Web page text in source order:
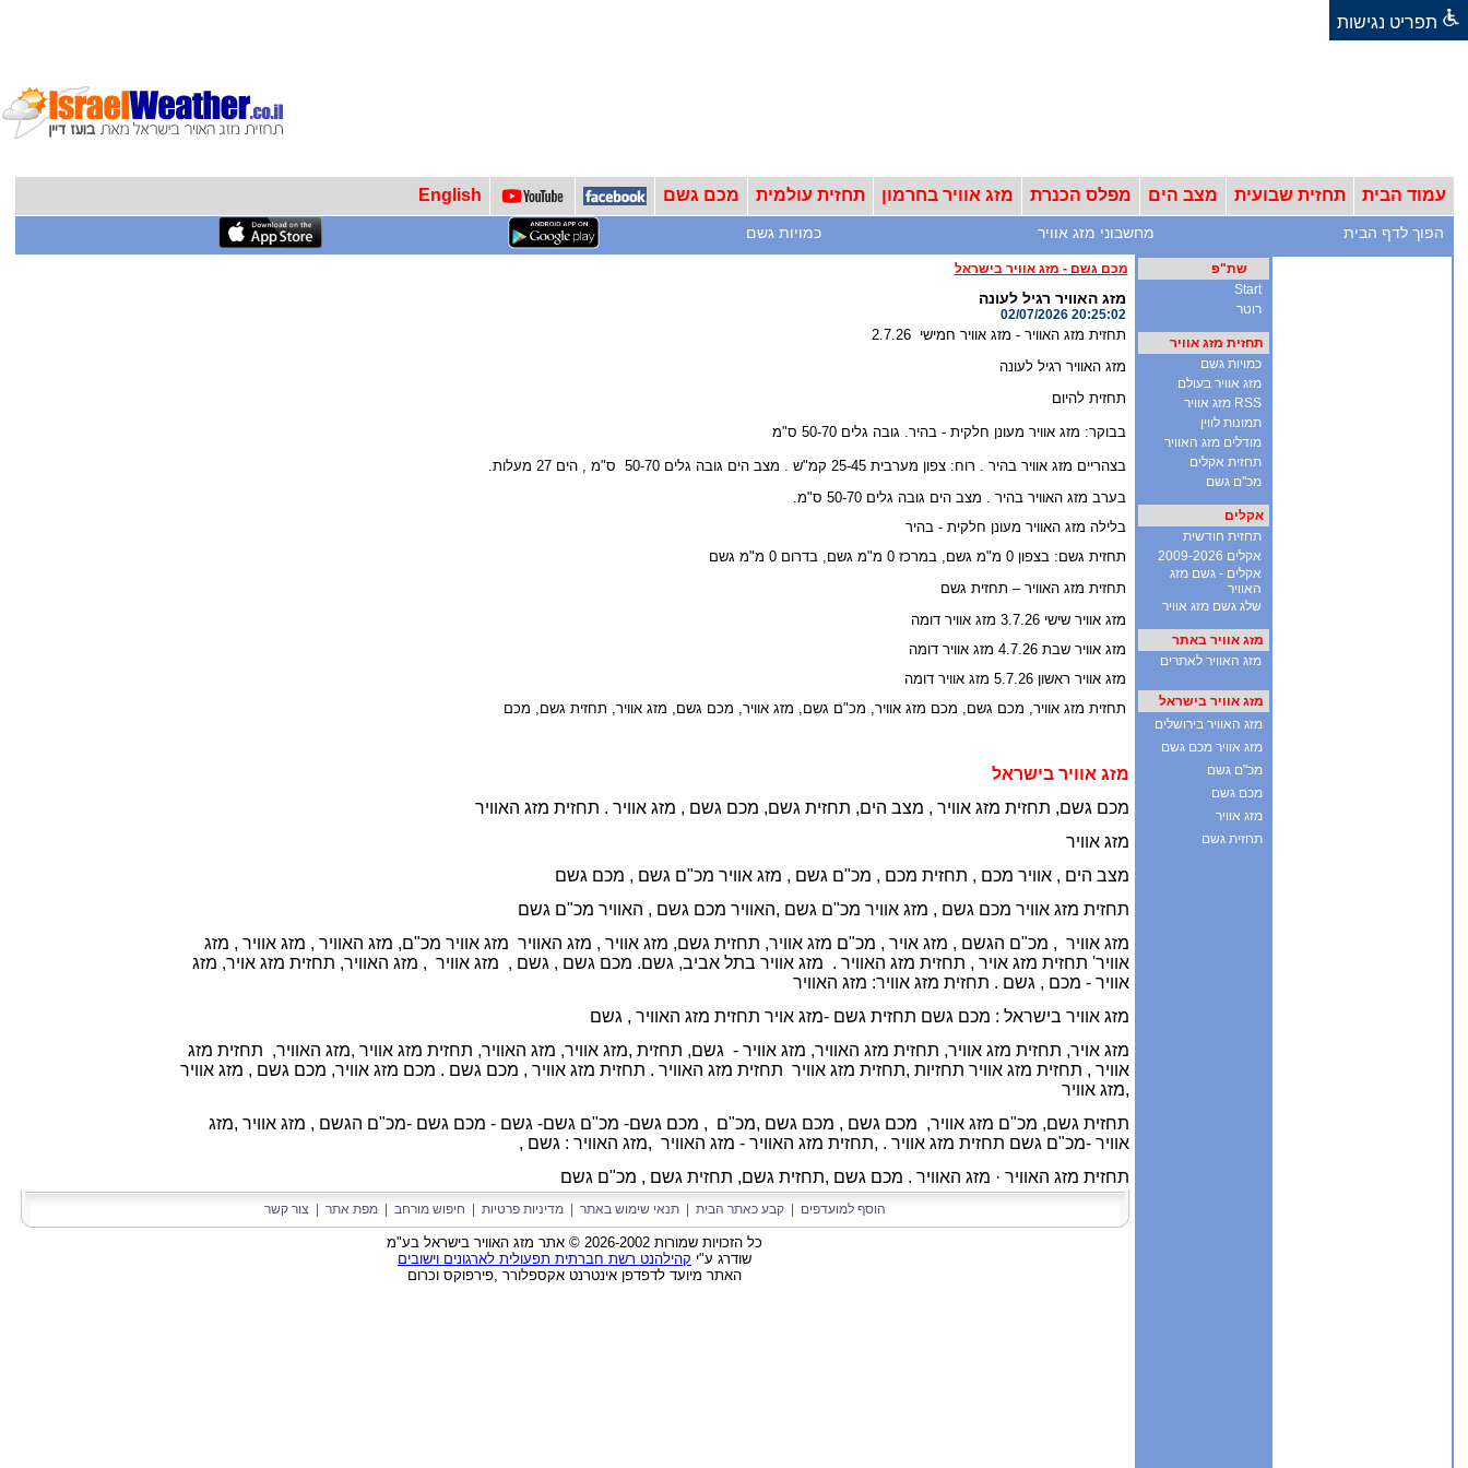
תפריט נגישות
עמוד הבית תחזית שבועית מצב הים מפלס הכנרת מזג אוויר בחרמון תחזית עולמית מכם גשם English
הפוך לדף הבית מחשבוני מזג אוויר כמויות גשם
שת"פ
Start
רוטר
תחזית מזג אוויר
כמויות גשם
מזג אוויר בעולם
RSS מזג אוויר
תמונות לווין
מודלים מזג האוויר
תחזית אקלים
מכ"ם גשם
אקלים
תחזית חודשית
אקלים 2009-2026
אקלים - גשם מזג
האוויר
שלג גשם מזג אוויר
מזג אוויר באתר
מזג האוויר לאתרים
מזג אוויר בישראל
מזג האוויר בירושלים
מזג אוויר מכם גשם
מכ"ם גשם
מכם גשם
מזג אוויר
תחזית גשם
מכם גשם - מזג אוויר בישראל
מזג האוויר רגיל לעונה
02/07/2026 20:25:02
תחזית מזג האוויר - מזג אוויר חמישי 2.7.26
מזג האוויר רגיל לעונה
תחזית להיום
בבוקר: מזג אוויר מעונן חלקית - בהיר. גובה גלים 50-70 ס"מ
בצהריים מזג אוויר בהיר . רוח: צפון מערבית 25-45 קמ"ש . מצב הים גובה גלים 50-70 ס"מ , הים 27 מעלות.
בערב מזג האוויר בהיר . מצב הים גובה גלים 50-70 ס"מ.
בלילה מזג האוויר מעונן חלקית - בהיר
תחזית גשם: בצפון 0 מ"מ גשם, במרכז 0 מ"מ גשם, בדרום 0 מ"מ גשם
תחזית מזג האוויר – תחזית גשם
מזג אוויר שישי 3.7.26 מזג אוויר דומה
מזג אוויר שבת 4.7.26 מזג אוויר דומה
מזג אוויר ראשון 5.7.26 מזג אוויר דומה
תחזית מזג אוויר, מכם גשם, מכם מזג אוויר, מכ"ם גשם, מזג אוויר, מכם גשם, מזג אוויר, תחזית גשם, מכם
מזג אוויר בישראל
מכם גשם, תחזית מזג אוויר , מצב הים, תחזית גשם, מכם גשם , מזג אוויר . תחזית מזג האוויר
מזג אוויר
מצב הים ,אוויר מכם , תחזית מכם , מכ"ם גשם , מזג אוויר מכ"ם גשם , מכם גשם
תחזית מזג אוויר מכם גשם , מזג אוויר מכ"ם גשם ,האוויר מכם גשם , האוויר מכ"ם גשם
מזג אוויר , מכ"ם הגשם , מזג אויר , מכ"ם מזג אוויר, תחזית גשם, מזג אוויר , מזג האוויר מזג אוויר מכ"ם, מזג האוויר , מזג אוויר , מזג
אוויר' תחזית מזג אויר , תחזית מזג האוויר . מזג אוויר בתל אביב, גשם. מכם גשם , גשם , מזג אוויר , מזג האוויר, תחזית מזג אויר, מזג
אוויר - מכם , גשם . תחזית מזג אוויר: מזג האוויר
מזג אוויר בישראל : מכם גשם תחזית גשם -מזג אויר תחזית מזג האוויר , גשם
מזג אויר, תחזית מזג אוויר, תחזית מזג האוויר, מזג אוויר - גשם, תחזית ,מזג אוויר, מזג האוויר, תחזית מזג אוויר ,מזג האוויר, תחזית מזג
אוויר , תחזית מזג אוויר תחזיות ,תחזית מזג אוויר תחזית מזג האוויר . תחזית מזג אוויר , מכם גשם . מכם מזג אוויר, מכם גשם , מזג אוויר
,מזג אוויר
תחזית גשם, מכ"ם מזג אוויר, מכם גשם , מכם גשם ,מכ"ם , מכם גשם- מכ"ם גשם- גשם - מכם גשם -מכ"ם הגשם , מזג אוויר ,מזג
אוויר -מכ"ם גשם תחזית מזג אוויר . ,תחזית מזג האוויר - מזג האוויר ,מזג האוויר : גשם ,
תחזית מזג האוויר · מזג האוויר . מכם גשם ,תחזית גשם, תחזית גשם , מכ"ם גשם
הוסף למועדפים קבע כאתר הבית תנאי שימוש באתר מדיניות פרטיות חיפוש מורחב מפת אתר צור קשר
כל הזכויות שמורות 2026-2002 © אתר מזג האוויר בישראל בע"מ
שודרג ע"י קהילהנט רשת חברתית תפעולית לארגונים וישובים
האתר מיועד לדפדפן אינטרנט אקספלורר ,פירפוקס וכרום